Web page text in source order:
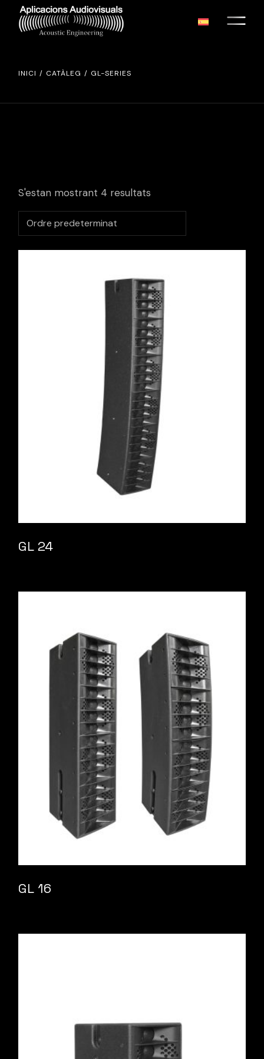
content
INICI CATÀLEG GL-SERIES
S'estan mostrant 4 resultats
GL 24
GL 16